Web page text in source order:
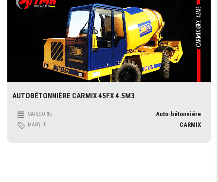
AUTOBÉTONNIÈRE CARMIX 45FX 4.5M3
CATÉGORIE Auto-bétonniére
MARQUE CARMIX